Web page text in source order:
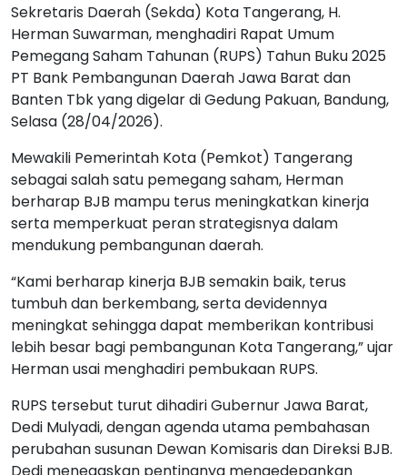
Sekretaris Daerah (Sekda) Kota Tangerang, H.
Herman Suwarman, menghadiri Rapat Umum
Pemegang Saham Tahunan (RUPS) Tahun Buku 2025
PT Bank Pembangunan Daerah Jawa Barat dan
Banten Tbk yang digelar di Gedung Pakuan, Bandung,
Selasa (28/04/2026).
Mewakili Pemerintah Kota (Pemkot) Tangerang
sebagai salah satu pemegang saham, Herman
berharap BJB mampu terus meningkatkan kinerja
serta memperkuat peran strategisnya dalam
mendukung pembangunan daerah.
“Kami berharap kinerja BJB semakin baik, terus
tumbuh dan berkembang, serta devidennya
meningkat sehingga dapat memberikan kontribusi
lebih besar bagi pembangunan Kota Tangerang,” ujar
Herman usai menghadiri pembukaan RUPS.
RUPS tersebut turut dihadiri Gubernur Jawa Barat,
Dedi Mulyadi, dengan agenda utama pembahasan
perubahan susunan Dewan Komisaris dan Direksi BJB.
Dedi menegaskan pentingnya mengedepankan